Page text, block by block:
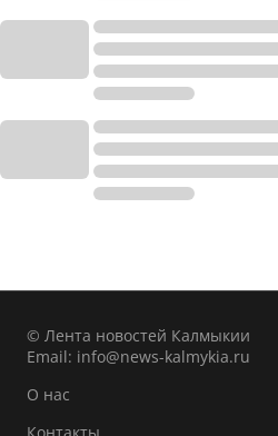
© Лента новостей Калмыкии
Email: info@news-kalmykia.ru
О нас